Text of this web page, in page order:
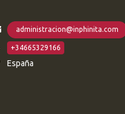
administracion@inphinita.com
+34665329166
España